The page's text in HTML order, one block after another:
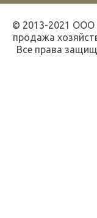
© 2013-2021 ООО
продажа
Все права